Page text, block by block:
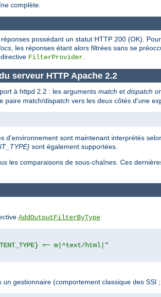
complète.
possédant un statut HTTP 200 (OK).
, les réponses étant alors filtrées sans se
FilterProvider
serveur HTTP Apache 2.2
à httpd 2.2 : les arguments match et dispatch
paire match/dispatch vers les deux côtés d'une
d'environnement sont maintenant interprétés
sont également supportées.
les comparaisons de sous-chaînes. Ces
AddOutputFilterByType
=~ m|^text/html|"
gestionnaire (comportement classique des SSI